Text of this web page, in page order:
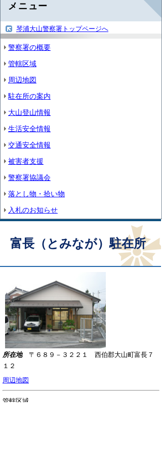
メニュー
琴浦大山警察署トップページへ
警察署の概要
管轄区域
周辺地図
駐在所の案内
大山登山情報
生活安全情報
交通安全情報
被害者支援
警察署協議会
落とし物・拾い物
入札のお知らせ
富長（とみなが）駐在所
所在地 〒６８９－３２２１ 西伯郡大山町富長７
１２
周辺地図
管轄区域